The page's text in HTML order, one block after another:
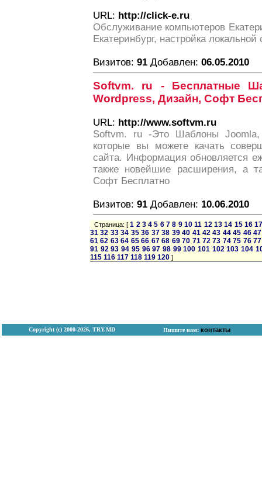
URL: http://click-e.ru
Обслуживание компьютеров
Екатеринбург, настройка
Визитов: 91 Добавлен: 06.05.2010
Softvm. ru - Бесплатные
Wordpress, Дизайн, Софт
URL: http://www.softvm.ru
Softvm. ru -Это Шаблоны
которые вы можете качать
сайта. Информация обновляется
также новейшие расширения, а
Софт Бесплатно
Визитов: 91 Добавлен: 10.06.2010
Страница: [1 2 3 4 5 6 7 8 9 10 11 12 13 14 15 16
31 32 33 34 35 36 37 38 39 40 41 42 43 44 45 46 47
61 62 63 64 65 66 67 68 69 70 71 72 73 74 75 76 77
91 92 93 94 95 96 97 98 99 100 101 102 103 104
115 116 117 118 119 120 ]
Copyright (с) 2000-2026, TRY.MD Пишите нам: контакты